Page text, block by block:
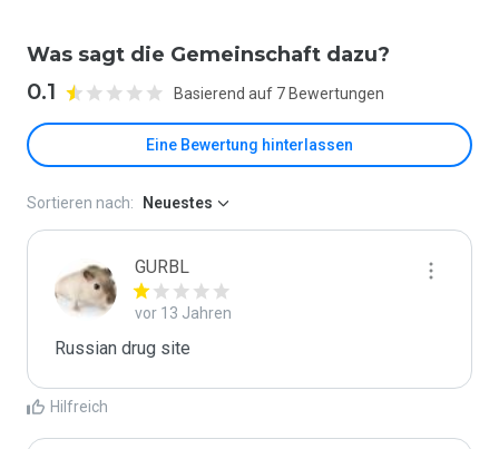
Was sagt die Gemeinschaft dazu?
0.1 Basierend auf 7 Bewertungen
Eine Bewertung hinterlassen
Sortieren nach: Neuestes
GURBL
vor 13 Jahren
Russian drug site
Hilfreich